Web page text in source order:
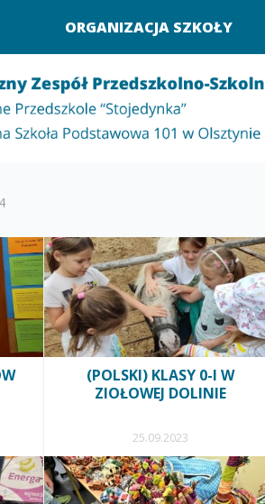
ORGANIZACJA SZKOŁY
(POLSKI) KLASY 0-I W
ZIOŁOWEJ DOLINIE
25.09.2023